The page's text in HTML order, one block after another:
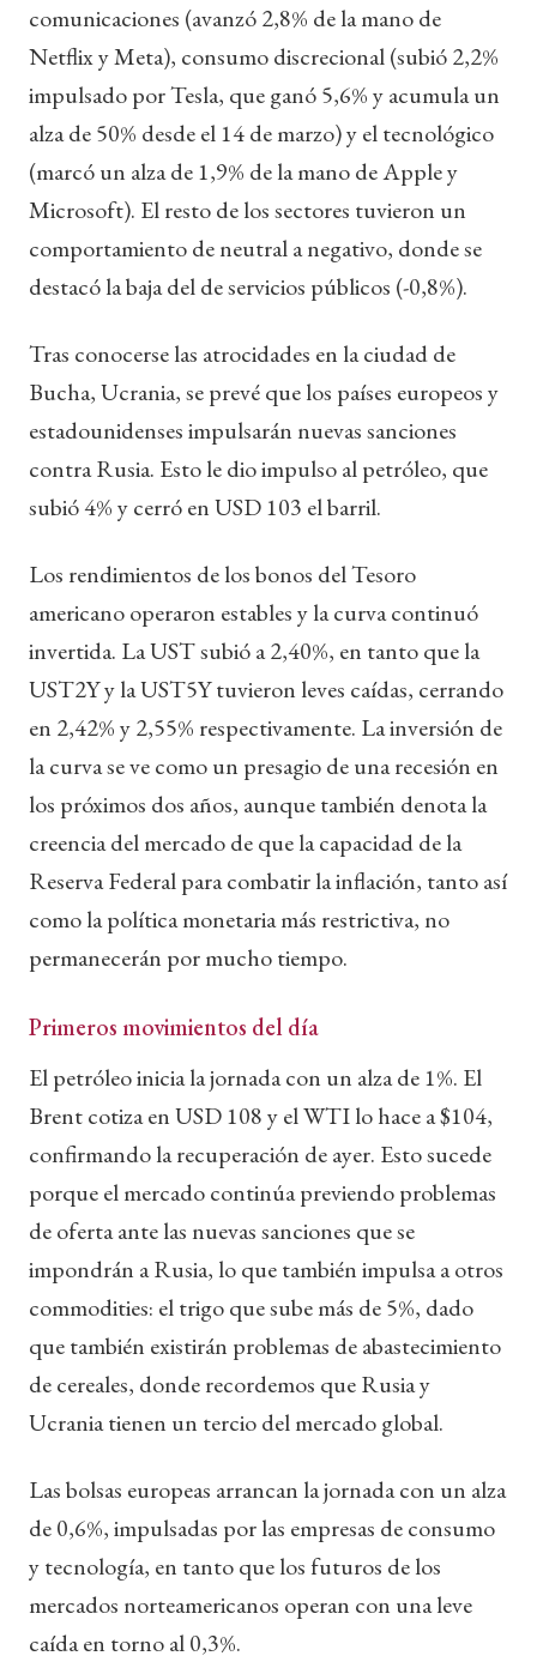
comunicaciones (avanzó 2,8% de la mano de
Netflix y Meta), consumo discrecional (subió 2,2%
impulsado por Tesla, que ganó 5,6% y acumula un
alza de 50% desde el 14 de marzo) y el tecnológico
(marcó un alza de 1,9% de la mano de Apple y
Microsoft). El resto de los sectores tuvieron un
comportamiento de neutral a negativo, donde se
destacó la baja del de servicios públicos (-0,8%).
Tras conocerse las atrocidades en la ciudad de
Bucha, Ucrania, se prevé que los países europeos y
estadounidenses impulsarán nuevas sanciones
contra Rusia. Esto le dio impulso al petróleo, que
subió 4% y cerró en USD 103 el barril.
Los rendimientos de los bonos del Tesoro
americano operaron estables y la curva continuó
invertida. La UST subió a 2,40%, en tanto que la
UST2Y y la UST5Y tuvieron leves caídas, cerrando
en 2,42% y 2,55% respectivamente. La inversión de
la curva se ve como un presagio de una recesión en
los próximos dos años, aunque también denota la
creencia del mercado de que la capacidad de la
Reserva Federal para combatir la inflación, tanto así
como la política monetaria más restrictiva, no
permanecerán por mucho tiempo.
Primeros movimientos del día
El petróleo inicia la jornada con un alza de 1%. El
Brent cotiza en USD 108 y el WTI lo hace a $104,
confirmando la recuperación de ayer. Esto sucede
porque el mercado continúa previendo problemas
de oferta ante las nuevas sanciones que se
impondrán a Rusia, lo que también impulsa a otros
commodities: el trigo que sube más de 5%, dado
que también existirán problemas de abastecimiento
de cereales, donde recordemos que Rusia y
Ucrania tienen un tercio del mercado global.
Las bolsas europeas arrancan la jornada con un alza
de 0,6%, impulsadas por las empresas de consumo
y tecnología, en tanto que los futuros de los
mercados norteamericanos operan con una leve
caída en torno al 0,3%.